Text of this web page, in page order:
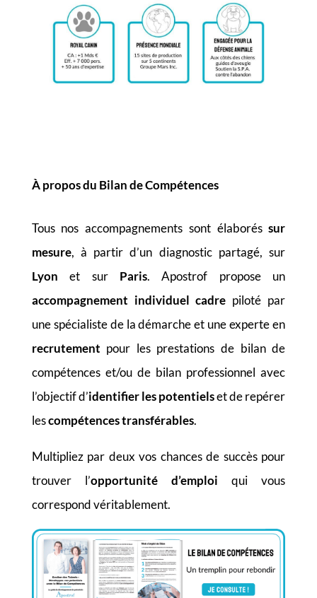
À propos du Bilan de Compétences
Tous nos accompagnements sont élaboréssur
mesure, à partir d’un diagnostic partagé, sur
Lyon et sur Paris. Apostrof propose un
accompagnement individuel cadre piloté par
une spécialiste de la démarche et une experte en
recrutement pour les prestations de bilan de
compétences et/ou de bilan professionnel avec
l’objectif d’identifier les potentielset de repérer
lescompétences transférables.
Multipliez par deux vos chances de succès pour
trouver l’opportunité d’emploi qui vous
correspond véritablement.